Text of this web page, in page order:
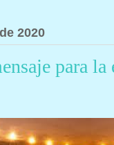
2020
para la